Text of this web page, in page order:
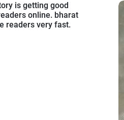
is getting good
online. bharat
readers very fast.